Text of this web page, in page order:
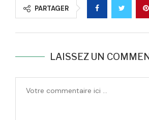
PARTAGER
LAISSEZ UN